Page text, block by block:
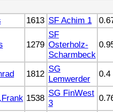
1613 SF Achim 1
1279
SF
Osterholz-
Scharmbeck
1812
SG
Lemwerder
0.4
1538
SG FinWest
3